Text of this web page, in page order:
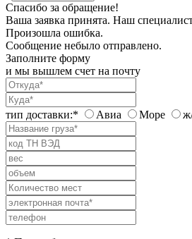
Спасибо за обращение!
Ваша заявка принята. Наш
Произошла ошибка.
Сообщение небыло отправлено.
Заполните форму
и мы вышлем счет на почту
тип доставки:* Авиа Море